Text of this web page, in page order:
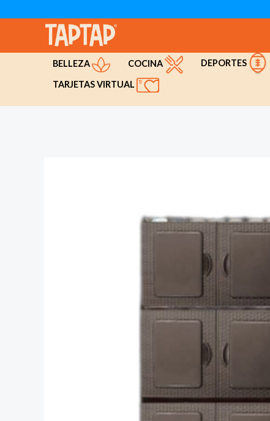
BELLEZA COCINA DEPORTES
TARJETAS VIRTUAL